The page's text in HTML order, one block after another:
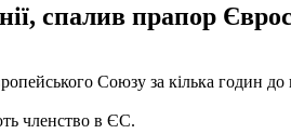
спалив прапор
Союзу за кілька годин до
членство в ЄС.